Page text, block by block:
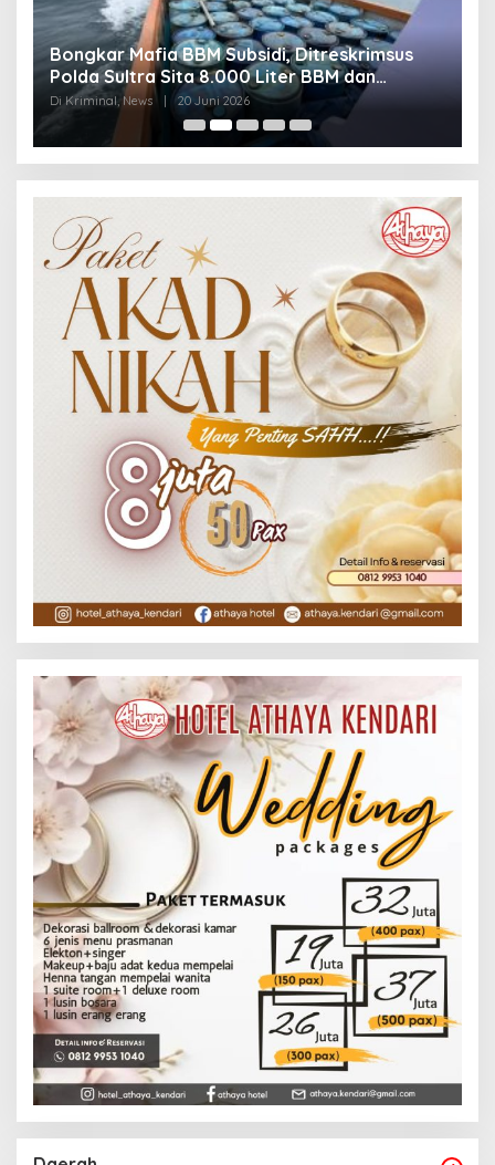
Bongkar Mafia BBM Subsidi, Ditreskrimsus
Polda Sultra Sita 8.000 Liter BBM dan
Ringkus 3 Tersangka
Di Kriminal, News | 20 Juni 2026